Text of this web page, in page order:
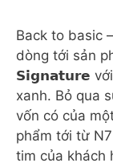
Back to basic
dòng tới sản
𝗦𝗶𝗴𝗻𝗮𝘁𝘂𝗿𝗲
xanh. Bỏ qua
vốn có của
phẩm tới từ
tim của khách